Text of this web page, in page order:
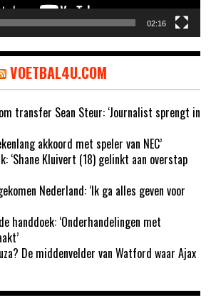
02:16
VOETBAL4U.COM
transfer Sean Steur: ‘Journalist sprengt in
akkoord met speler van NEC’
‘Shane Kluivert (18) gelinkt aan overstap
Nederland: ‘Ik ga alles geven voor
handdoek: ‘Onderhandelingen met
De middenvelder van Watford waar Ajax